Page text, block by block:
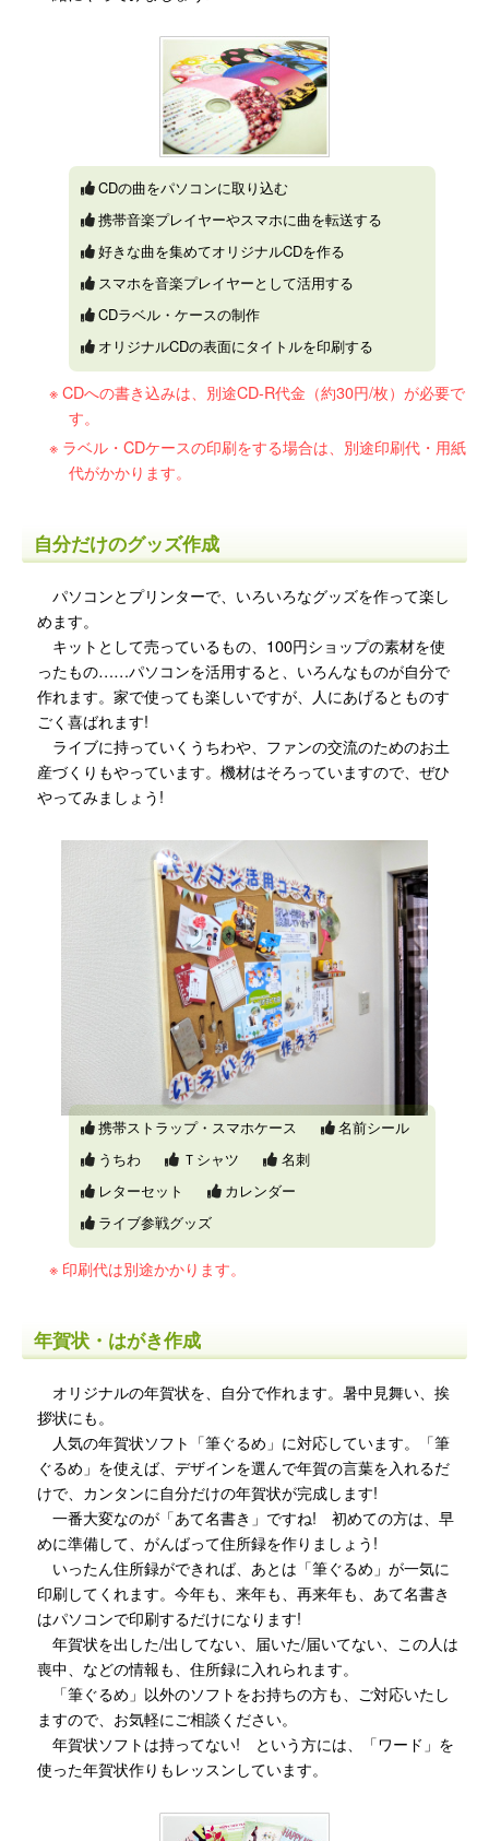
CDの曲をパソコンに取り込む
携帯音楽プレイヤーやスマホに曲を転送する
好きな曲を集めてオリジナルCDを作る
スマホを音楽プレイヤーとして活用する
CDラベル・ケースの制作
オリジナルCDの表面にタイトルを印刷する
CDへの書き込みは、別途CD-R代金（約30円/枚）が必要で
す。
ラベル・CDケースの印刷をする場合は、別途印刷代・用紙
代がかかります。
自分だけのグッズ作成
パソコンとプリンターで、いろいろなグッズを作って楽し
めます。
キットとして売っているもの、100円ショップの素材を使
ったもの……パソコンを活用すると、いろんなものが自分で
作れます。家で使っても楽しいですが、人にあげるとものす
ごく喜ばれます!
ライブに持っていくうちわや、ファンの交流のためのお土
産づくりもやっています。機材はそろっていますので、ぜひ
やってみましょう!
携帯ストラップ・スマホケース
名前シール
うちわ
Ｔシャツ
名刺
レターセット
カレンダー
ライブ参戦グッズ
印刷代は別途かかります。
年賀状・はがき作成
オリジナルの年賀状を、自分で作れます。暑中見舞い、挨
拶状にも。
人気の年賀状ソフト「筆ぐるめ」に対応しています。「筆
ぐるめ」を使えば、デザインを選んで年賀の言葉を入れるだ
けで、カンタンに自分だけの年賀状が完成します!
一番大変なのが「あて名書き」ですね! 初めての方は、早
めに準備して、がんばって住所録を作りましょう!
いったん住所録ができれば、あとは「筆ぐるめ」が一気に
印刷してくれます。今年も、来年も、再来年も、あて名書き
はパソコンで印刷するだけになります!
年賀状を出した/出してない、届いた/届いてない、この人は
喪中、などの情報も、住所録に入れられます。
「筆ぐるめ」以外のソフトをお持ちの方も、ご対応いたし
ますので、お気軽にご相談ください。
年賀状ソフトは持ってない! という方には、「ワード」を
使った年賀状作りもレッスンしています。